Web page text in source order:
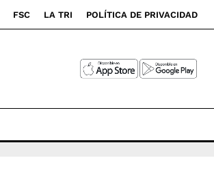
FSC LA TRI POLÍTICA DE PRIVACIDAD